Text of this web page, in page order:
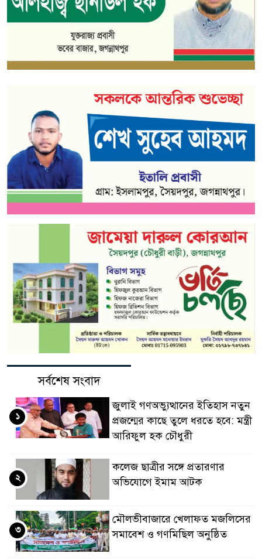
সর্বশেষ সংবাদ
জুলাই গণঅভ্যুত্থানের ইতিহাস নতুন
প্রজন্মের কাছে তুলে ধরতে হবে: মন্ত্রী
আরিফুল হক চৌধুরী
১
কলেজ ছাত্রীর সঙ্গে প্রতারণার
অভিযোগে ইমাম আটক
২
মৌলভীবাজারে খেলাফত মজলিসের
সমাবেশ ও গণমিছিল অনুষ্ঠিত
৩